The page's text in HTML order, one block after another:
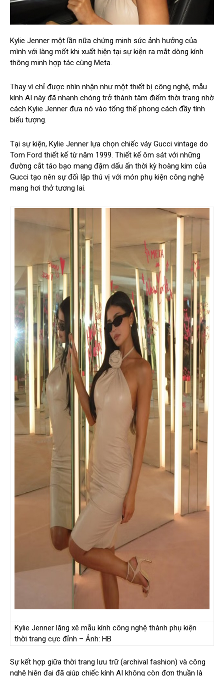
Kylie Jenner một lần nữa chứng minh sức ảnh hưởng của
mình với làng mốt khi xuất hiện tại sự kiện ra mắt dòng kính
thông minh hợp tác cùng Meta.
Thay vì chỉ được nhìn nhận như một thiết bị công nghệ, mẫu
kính AI này đã nhanh chóng trở thành tâm điểm thời trang nhờ
cách Kylie Jenner đưa nó vào tổng thể phong cách đầy tính
biểu tượng.
Tại sự kiện, Kylie Jenner lựa chọn chiếc váy Gucci vintage do
Tom Ford thiết kế từ năm 1999. Thiết kế ôm sát với những
đường cắt táo bạo mang đậm dấu ấn thời kỳ hoàng kim của
Gucci tạo nên sự đối lập thú vị với món phụ kiện công nghệ
mang hơi thở tương lai.
Kylie Jenner lăng xê mẫu kính công nghệ thành phụ kiện
thời trang cực đỉnh – Ảnh: HB
Sự kết hợp giữa thời trang lưu trữ (archival fashion) và công
nghệ hiện đại đã giúp chiếc kính AI không còn đơn thuần là